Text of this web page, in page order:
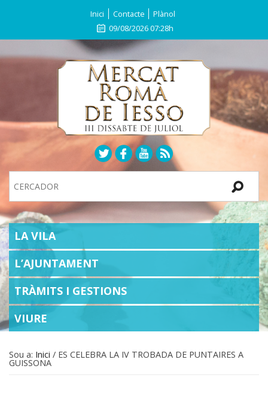
Inici Contacte
Plànol
09/08/2026 07:28h
Site
SECTIONS
LA VILA
L’AJUNTAMENT
TRÀMITS I GESTIONS
VIURE
Sou a: Inici / ES CELEBRA LA IV TROBADA DE PUNTAIRES A
GUISSONA